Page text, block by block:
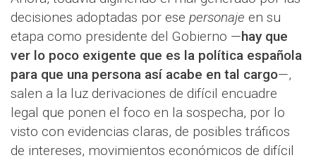
decisiones adoptadas por ese personaje en su
etapa como presidente del Gobierno —hay que
ver lo poco exigente que es la política española
para que una persona así acabe en tal cargo—,
salen a la luz derivaciones de difícil encuadre
legal que ponen el foco en la sospecha, por lo
visto con evidencias claras, de posibles tráficos
de intereses, movimientos económicos de difícil